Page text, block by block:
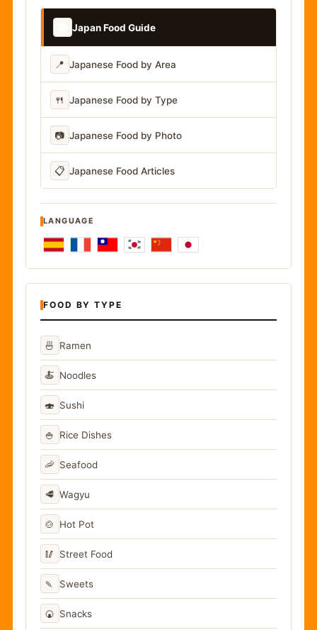
Japan Food Guide
📍 Japanese Food by Area
🍴 Japanese Food by Type
📷 Japanese Food by Photo
📋 Japanese Food Articles
LANGUAGE
FOOD BY TYPE
🍜 Ramen
🍝 Noodles
🍣 Sushi
🍚 Rice Dishes
🦐 Seafood
🥩 Wagyu
🍲 Hot Pot
🥢 Street Food
🍡 Sweets
🍘 Snacks